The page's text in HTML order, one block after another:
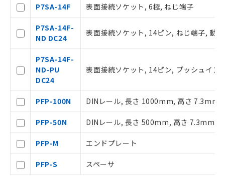
P7SA-14F 表面接続ソケット, 6極, ねじ端子
P7SA-14F-
ND DC24
表面接続ソケット, 14ピン, ねじ端子, 動
P7SA-14F-
ND-PU
DC24
表面接続ソケット, 14ピン, プッシュイ
PFP-100N DINレール, 長さ 1000mm, 高さ 7.3mm
PFP-50N DINレール, 長さ 500mm, 高さ 7.3mm
PFP-M エンドプレート
PFP-S スペーサ
たはお客様担当のオムロン制御
機器販売店・当社販売員にご確
認ください)
白
情報を公開していない機種
ください。
在庫状況および標準価格結果を当社の
事前の承諾なく第三者に漏洩または開
示しないようお願いします。
マイパーツ機能（部品リスト作成サー
ビス）をご利用いただくには、I-Web
メンバーズにご登録されている必要が
お客様が当ウェブサイト上で当社にご
登録された部品リストについて、当社
および当社の共同利用者が、当社の製
品・サービスに関するお客様との取
引・商談に必要な範囲で利用すること
をご了承ください。
※当社の共同利用者とは、"個人情報
の共同利用に関して"
用者の範囲」に記載されている法人を